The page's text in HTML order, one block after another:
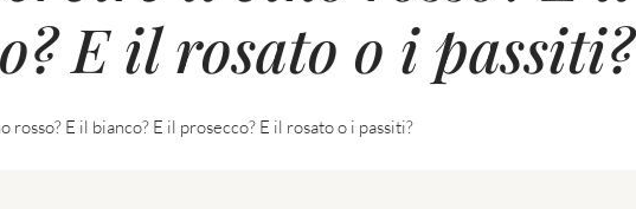
E il rosato o i passiti?
E il bianco? E il prosecco? E il rosato o i passiti?